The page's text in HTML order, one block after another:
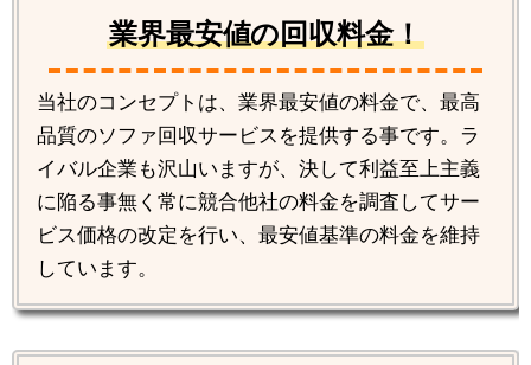
業界最安値の回収料金！
当社のコンセプトは、業界最安値の料金で、最高
品質のソファ回収サービスを提供する事です。ラ
イバル企業も沢山いますが、決して利益至上主義
に陥る事無く常に競合他社の料金を調査してサー
ビス価格の改定を行い、最安値基準の料金を維持
しています。